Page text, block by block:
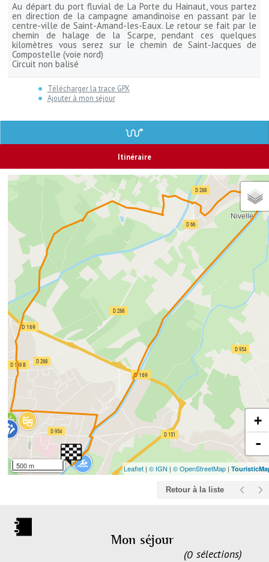
Au départ du port fluvial de La Porte du Hainaut, vous partez
en direction de la campagne amandinoise en passant par le
centre-ville de Saint-Amand-les-Eaux. Le retour se fait par le
chemin de halage de la Scarpe, pendant ces quelques
kilomètres vous serez sur le chemin de Saint-Jacques de
Compostelle (voie nord)
Circuit non balisé
Télécharger la trace GPX
Ajouter à mon séjour
Itinéraire
500 m
+
-
Leaflet |© IGN |© OpenStreetMap |
Retour à la liste
Mon séjour
sélections
0